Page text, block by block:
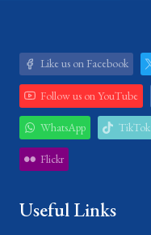
Like us on Facebook
Follow us on YouTube
WhatsApp TikTok
Flickr
Useful Links